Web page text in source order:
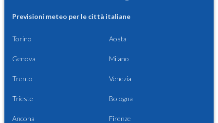
Previsioni meteo per le città italiane
Torino Aosta
Genova Milano
Trento Venezia
Trieste Bologna
Ancona Firenze